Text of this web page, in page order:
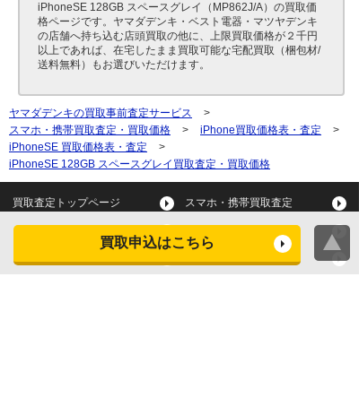
買取申込はこちら
iPhoneSE 128GB スペースグレイ（MP862J/A）の買取価
格ページです。ヤマダデンキ・ベスト電器・マツヤデンキ
の店舗へ持ち込む店頭買取の他に、上限買取価格が２千円
以上であれば、在宅したまま買取可能な宅配買取（梱包材/
送料無料）もお選びいただけます。
ヤマダデンキの買取事前査定サービス
>
スマホ・携帯買取査定・買取価格
> iPhone買取価格表・査定
>
iPhoneSE 買取価格表・査定
>
iPhoneSE 128GB スペースグレイ買取査定・買取価格
買取査定トップページ スマホ・携帯買取査定
タブレット買取査定
スマートウォッチ買取査定